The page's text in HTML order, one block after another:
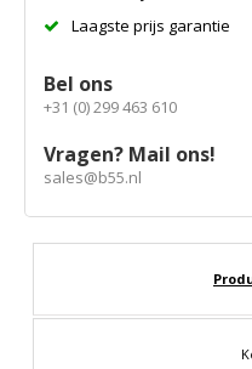
Laagste prijs garantie
Bel ons
+31 (0) 299 463 610
Vragen? Mail ons!
sales@b55.nl